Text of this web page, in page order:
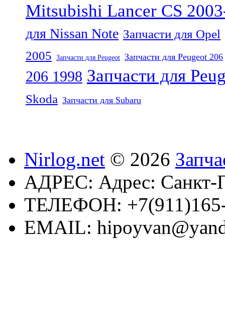
Mitsubishi Lancer CS
для Nissan Note Запчасти для Opel
2005
Запчасти для Peugeot Запчасти для Peugeot 206
206 1998 Запчасти для
Skoda Запчасти для Subaru
Nirlog.net © 2026
АДРЕС: Адрес: Санкт-
ТЕЛЕФОН:
EMAIL: